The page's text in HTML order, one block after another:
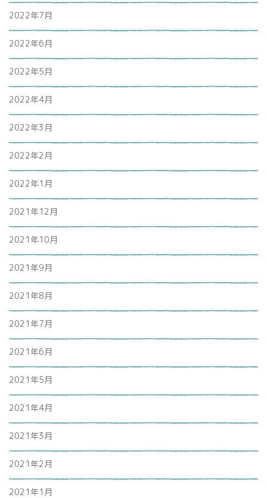
2022年7月
2022年6月
2022年5月
2022年4月
2022年3月
2022年2月
2022年1月
2021年12月
2021年10月
2021年9月
2021年8月
2021年7月
2021年6月
2021年5月
2021年4月
2021年3月
2021年2月
2021年1月